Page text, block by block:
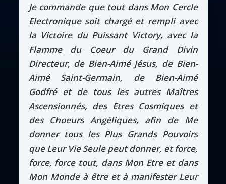
Je commande que tout dans Mon Cercle
Electronique soit chargé et rempli avec
la Victoire du Puissant Victory, avec la
Flamme du Coeur du Grand Divin
Directeur, de Bien-Aimé Jésus, de Bien-
Aimé Saint-Germain, de Bien-Aimé
Godfré et de tous les autres Maîtres
Ascensionnés, des Etres Cosmiques et
des Choeurs Angéliques, afin de Me
donner tous les Plus Grands Pouvoirs
que Leur Vie Seule peut donner, et force,
force, force tout, dans Mon Etre et dans
Mon Monde à être et à manifester Leur